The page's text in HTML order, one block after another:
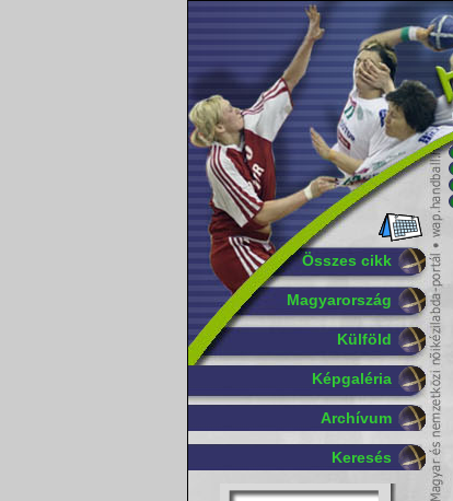
Összes cikk
Magyarország
Külföld
Képgaléria
Archívum
Keresés